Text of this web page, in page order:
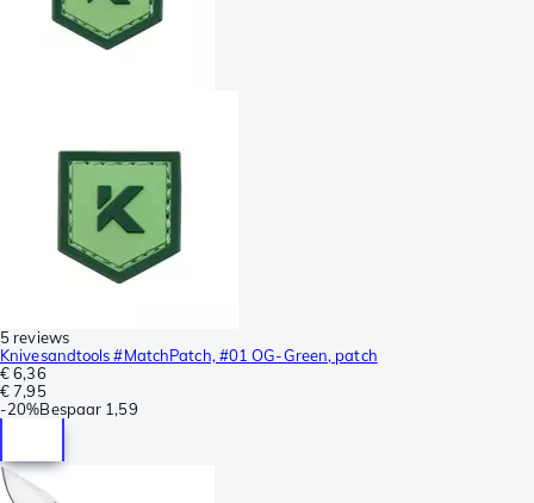
5 reviews
Knivesandtools #MatchPatch, #01 OG-Green, patch
€ 6,36
€ 7,95
-20%Bespaar 1,59